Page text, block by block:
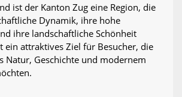
ist der Kanton Zug eine Region, die
Dynamik, ihre hohe
ihre landschaftliche Schönheit
ein attraktives Ziel für Besucher, die
Natur, Geschichte und modernem